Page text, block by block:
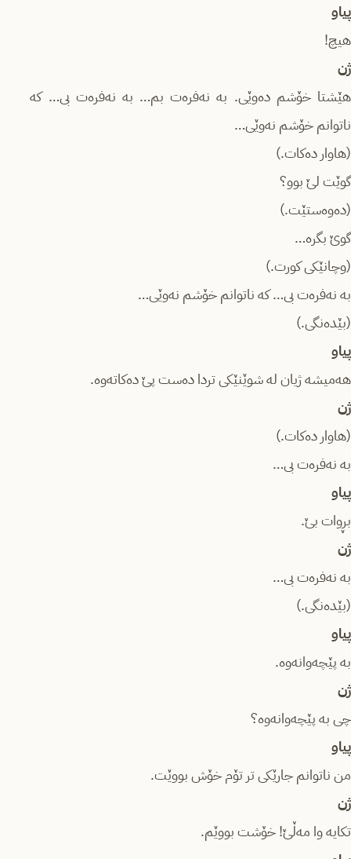
پیاو
هیچ!
ژن
هێشتا خۆشم دەوێی. بە نەفرەت بم… بە نەفرەت بی… کە
ناتوانم خۆشم نەوێی…
(هاوار دەکات.)
گوێت لێ بوو؟
(دەوەستێت.)
گوێ بگرە…
(وچانێکی کورت.)
بە نەفرەت بی… کە ناتوانم خۆشم نەوێی…
(بێدەنگی.)
پیاو
هەمیشە ژیان لە شوێنێکی تردا دەست پێ دەکاتەوە.
ژن
(هاوار دەکات.)
بە نەفرەت بی…
پیاو
بڕوات بێ.
ژن
بە نەفرەت بی…
(بێدەنگی.)
پیاو
بە پێچەوانەوە.
ژن
چی بە پێچەوانەوە؟
پیاو
من ناتوانم جارێکی تر تۆم خۆش بووێت.
ژن
تکایە وا مەڵێ! خۆشت بووێم.